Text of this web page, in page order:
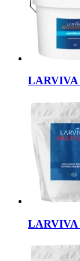
LARVIVA
LARVIVA